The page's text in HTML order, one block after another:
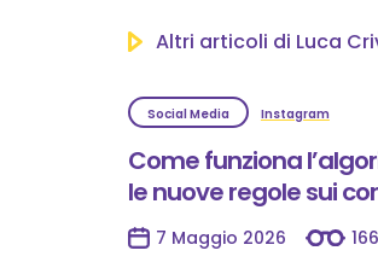
Altri articoli di Luca
Social Media Instagram
Come funziona
le nuove regole sui
7 Maggio 2026 166